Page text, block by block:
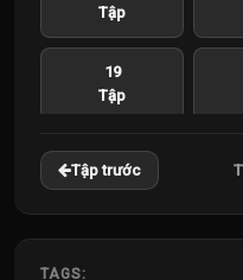
Tập
19
Tập
22
Tập
25
Tập trước
TAGS: